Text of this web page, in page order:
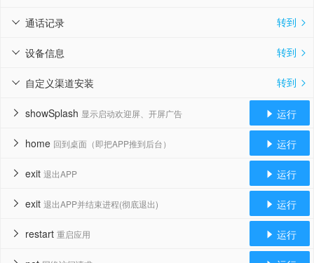
通话记录
 转到 
设备信息
 转到 
自定义渠道安装
 转到 
showSplash 显示启动欢迎屏、开屏广告
  运行
home 回到桌面（即把APP推到后台）
  运行
exit 退出APP
  运行
exit 退出APP并结束进程(彻底退出)
  运行
restart 重启应用
  运行